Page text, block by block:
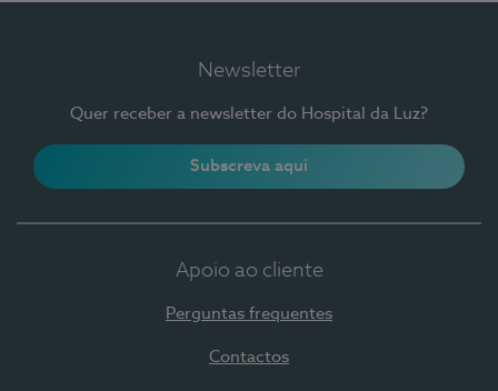
Newsletter
Quer receber a newsletter do Hospital da Luz?
Subscreva aqui
Apoio ao cliente
Perguntas frequentes
Contactos